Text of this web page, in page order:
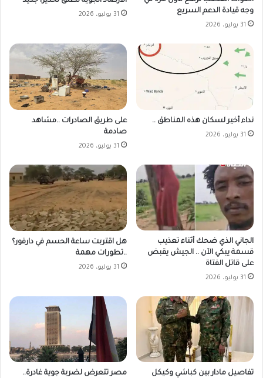
وجه قيادة الدعم السريع
31 يوليو، 2026
31 يوليو، 2026
نداء أخير لسكان هذه المناطق ..
31 يوليو، 2026
على طريق الصادرات ..مشاهد
صادمة
31 يوليو، 2026
الجاني الذي ضحك أثناء تعذيب
قسمة يبكي الآن .. الجيش يقبض
على قاتل الفتاة
31 يوليو، 2026
هل اقتربت ساعة الحسم في دارفور؟
..تطورات مهمة
31 يوليو، 2026
تفاصيل مادار بين كباشي وكيكل
مصر تتعرض لضربة جوية غادرة..